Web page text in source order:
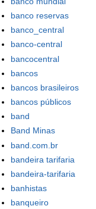
banco reservas
banco_central
banco-central
bancocentral
bancos
bancos brasileiros
bancos públicos
band
Band Minas
band.com.br
bandeira tarifaria
bandeira-tarifaria
banhistas
banqueiro